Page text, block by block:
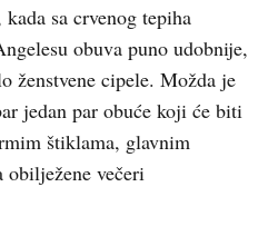
sa crvenog tepiha
obuva puno udobnije,
ženstvene cipele. Možda je
jedan par obuće koji će biti
štiklama, glavnim
večeri